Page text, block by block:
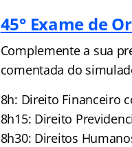
45° Exame de
Complemente a sua
comentada do
8h: Direito Financeiro
8h15: Direito
8h30: Direitos